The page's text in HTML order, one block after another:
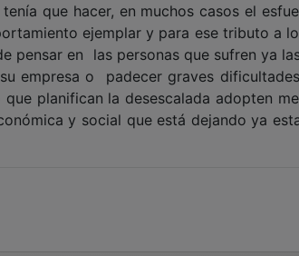
que hacer, en muchos casos el
ejemplar y para ese tributo a
pensar en las personas que sufren ya
empresa o padecer graves
planifican la desescalada adopten
y social que está dejando ya